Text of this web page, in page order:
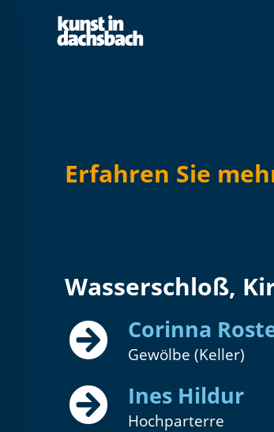
Erfahren Sie
Wasserschloß,
Corinna
Gewölbe (Keller)
Ines Hildur
Hochparterre
Anfallsicherheit
freundlicher Modus